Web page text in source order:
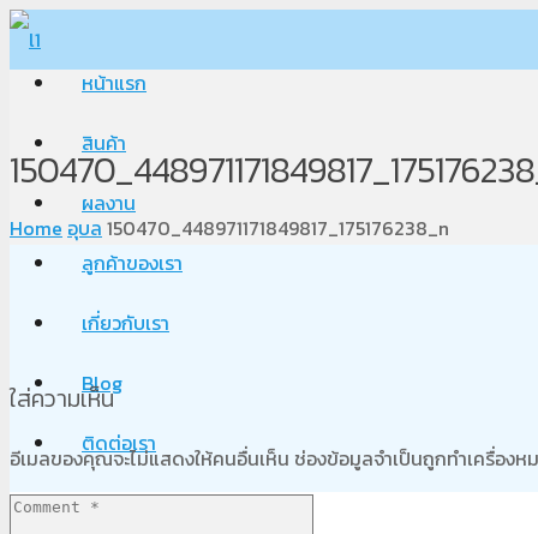
หน้าแรก
สินค้า
ผลงาน
ลูกค้าของเรา
เกี่ยวกับเรา
Blog
ติดต่อเรา
Home อุบล 150470_448971171849817_175176238_n
ใส่ความเห็น
อีเมลของคุณจะไม่แสดงให้คนอื่นเห็น ช่องข้อมูลจำเป็นถูกทำเครื่องห